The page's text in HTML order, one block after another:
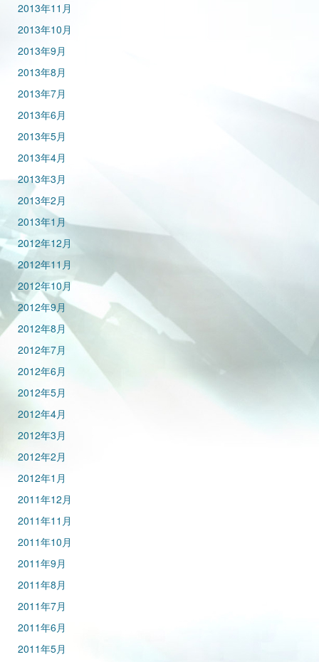
2013年11月
2013年10月
2013年9月
2013年8月
2013年7月
2013年6月
2013年5月
2013年4月
2013年3月
2013年2月
2013年1月
2012年12月
2012年11月
2012年10月
2012年9月
2012年8月
2012年7月
2012年6月
2012年5月
2012年4月
2012年3月
2012年2月
2012年1月
2011年12月
2011年11月
2011年10月
2011年9月
2011年8月
2011年7月
2011年6月
2011年5月